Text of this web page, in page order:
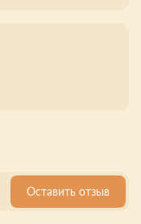
Оставить отзыв